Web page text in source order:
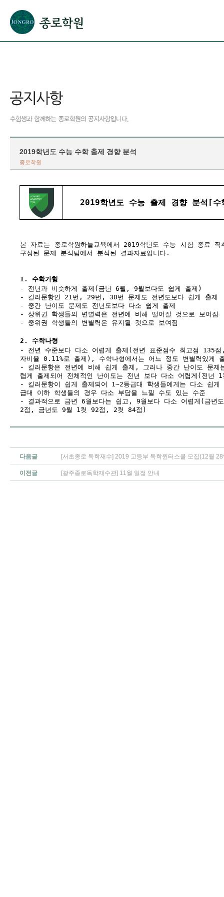
2019학년도 수능 수학 출제 경향 분석
종로학원
2019학년도 수능 출제 경향 분석[수
본 자료는 종로학원하늘교육에서 2019학년도 수능 시험 종료
구성된 문제 분석팀에서 분석된 결과자료입니다.
1. 수학가형
- 전년과 비슷하게 출제(금년 6월, 9월보다도 쉽게 출제)
- 킬러문항인 21번, 29번, 30번 문제도 전년도보다 쉽게 출제
- 중간 난이도 문제도 전년도보다 다소 쉽게 출제
- 상위권 학생들의 변별력은 전년에 비해 떨어질 것으로 보여짐
- 중위권 학생들의 변별력은 유지될 것으로 보여짐
2. 수학나형
- 전년 수준보다 다소 어렵게 출제(전년 표준점수 최고점 135
자비율 0.11%로 출제), 수학나형에서는 어느 정도 변별력있게
- 킬러문항은 전년에 비해 쉽게 출제, 그러나 중간 난이도 문제
렵게 출제되어 전체적인 난이도는 전년 보다 다소 어렵게(전
- 킬러문항이 쉽게 출제되어 1~2등급대 학생들에게는 다소 쉽
급대 이하 학생들의 경우 다소 부담을 느낄 수도 있는 수준
- 결과적으로 금년 6월보다는 쉽고, 9월보다 다소 어렵게(금
2점, 금년도 9월 1컷 92점, 2컷 84점)
다음글 [서초종로 독학재수] 2019 고등부 독학윈터스쿨 모집(12월
이전글 [광주종로독학재수관] 11월 일정 안내